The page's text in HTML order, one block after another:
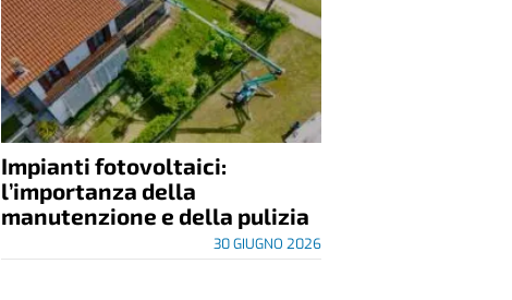
Impianti fotovoltaici:
l’importanza della
manutenzione e della pulizia
30 GIUGNO 2026